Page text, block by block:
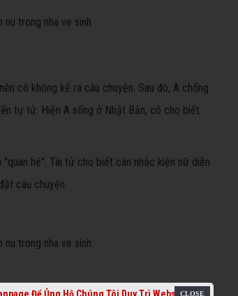
cô không kể ra câu chuyện. Sau đó, A chống
tự tử. Hiện A sống ở Nhật Bản, cô cho biết
hệ". Tài tử cho biết cân nhắc kiện nữ diễn
câu chuyện.
Để Ủng Hộ Chúng Tôi Duy Trì Website